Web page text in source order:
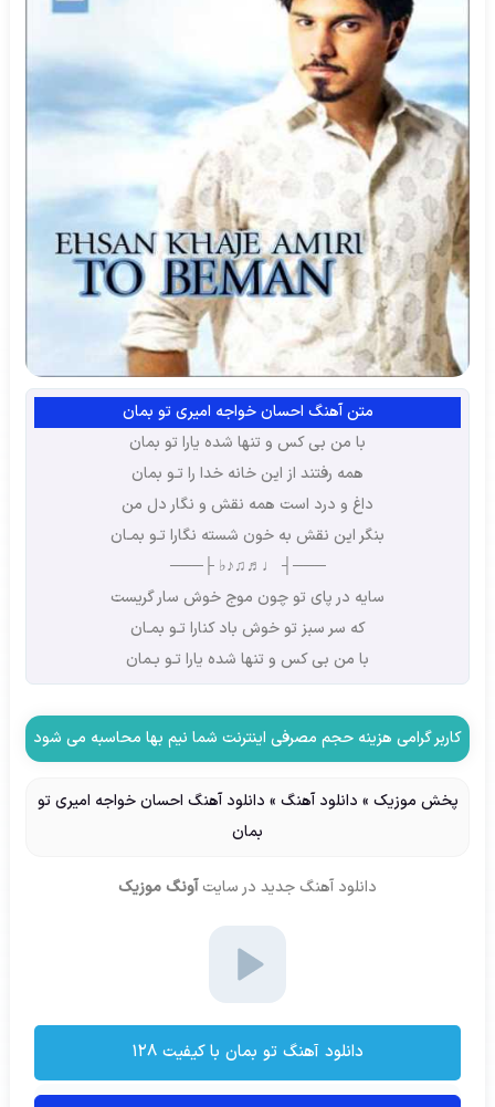
متن آهنگ احسان خواجه امیری تو بمان
با من بی کس و تنها شده یارا تو بمان
همه رفتند از این خانه خدا را تـو بمان
داغ و درد است همه نقش و نگار دل من
بنگر این نقش به خون شسته نگارا تـو بمـان
───┤ ♩♬♫♪♭ ├───
سایه در پای تو چون موج خوش سار گریست
که سر سبز تو خوش باد کنارا تـو بمـان
با من بی کس و تنها شده یارا تـو بـمان
کاربر گرامی هزینه حجم مصرفی اینترنت شما نیم بها محاسبه می شود
پخش موزیک » دانلود آهنگ » دانلود آهنگ احسان خواجه امیری تو
بمان
دانلود آهنگ جدید در سایت آونگ موزیک
دانلود آهنگ تو بمان با کیفیت ۱۲۸